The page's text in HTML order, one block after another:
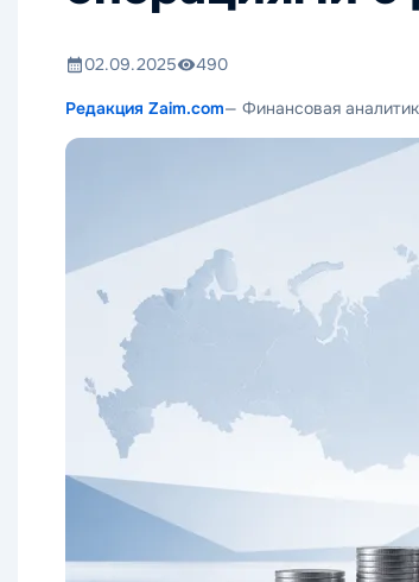
02.09.2025 490
Редакция Zaim.com— Финансовая